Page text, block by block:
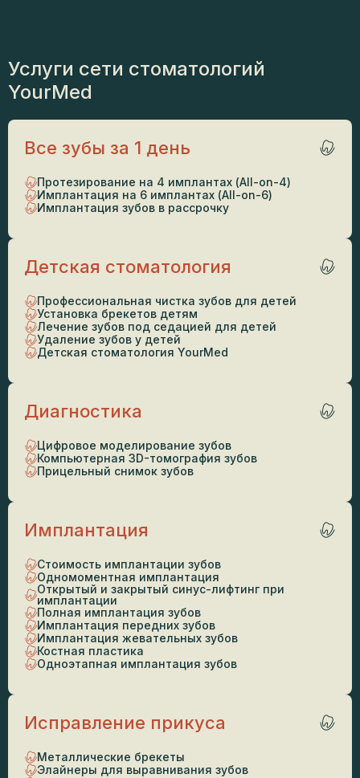
Услуги сети стоматологий
YourMed
Все зубы за 1 день
Протезирование на 4 имплантах (All-on-4)
Имплантация на 6 имплантах (All-on-6)
Имплантация зубов в рассрочку
Детская стоматология
Профессиональная чистка зубов для детей
Установка брекетов детям
Лечение зубов под седацией для детей
Удаление зубов у детей
Детская стоматология YourMed
Диагностика
Цифровое моделирование зубов
Компьютерная 3D-томография зубов
Прицельный снимок зубов
Имплантация
Стоимость имплантации зубов
Одномоментная имплантация
Открытый и закрытый синус-лифтинг при
имплантации
Полная имплантация зубов
Имплантация передних зубов
Имплантация жевательных зубов
Костная пластика
Одноэтапная имплантация зубов
Исправление прикуса
Металлические брекеты
Элайнеры для выравнивания зубов